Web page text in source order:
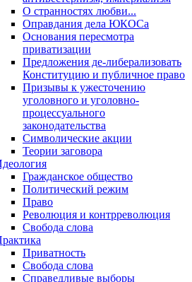
О странностях любви...
Оправдания дела ЮКОСа
Основания пересмотра
приватизации
Предложения де-либерализовать
Конституцию и публичное право
Призывы к ужесточению
уголовного и уголовно-
процессуального
законодательства
Символические акции
Теории заговора
Гражданское общество
Политический режим
Право
Революция и контрреволюция
Свобода слова
Приватность
Свобода слова
Справедливые выборы